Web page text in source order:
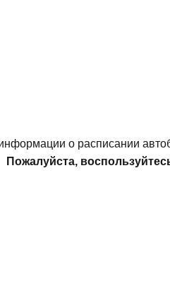
о расписании
Пожалуйста,